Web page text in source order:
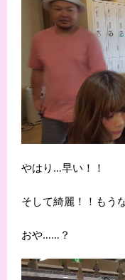
やはり…早い！！
そして綺麗！！もう
おや……？